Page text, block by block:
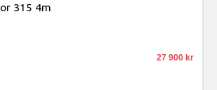
315 4m
27 900